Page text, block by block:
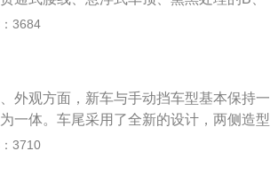
矩。这款发动机搭载了vvt技术和多点电
与这款发动机匹配的是5速amt变速箱。宝
立悬架，这种悬架占用的空间更小，并
如果大家对宝骏530感兴趣，可以去当地
通式腰线设计提升了整车的商务气质，搭
186\/1890（1865）mm，轴距达到了28
载了incall4.0智能车载互联系统，一键启
。长安欧尚科尚车机系统内置高德地图3.
控制，可保持导航、影音同时在线。
3684
外观方面，新车与手动挡车型基本保持一
一体。车尾采用了全新的设计，两侧造型
车的整体视觉效果更加精致；2、内饰方
3710